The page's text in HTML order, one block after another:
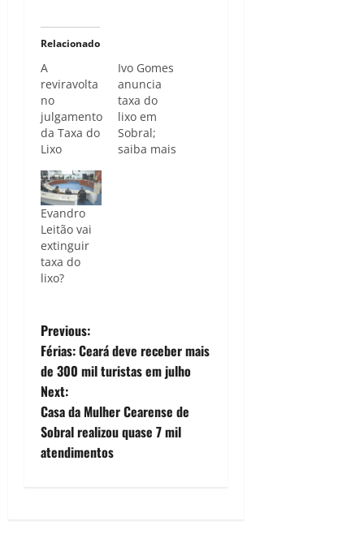
Relacionado
A
reviravolta
no
julgamento
da Taxa do
Lixo
Ivo Gomes
anuncia
taxa do
lixo em
Sobral;
saiba mais
Evandro
Leitão vai
extinguir
taxa do
lixo?
P
o
s
t
Previous:
Férias: Ceará deve receber mais
de 300 mil turistas em julho
Next:
Casa da Mulher Cearense de
Sobral realizou quase 7 mil
atendimentos